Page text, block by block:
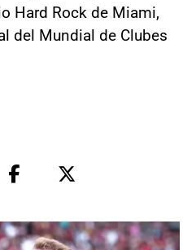
Hard Rock de Miami,
del Mundial de Clubes